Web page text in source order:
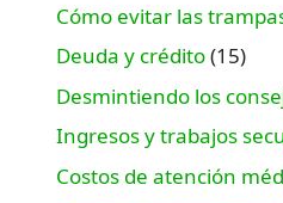
Cómo evitar las
Deuda y crédito(15)
Desmintiendo los
Ingresos y trabajos
Costos de atención